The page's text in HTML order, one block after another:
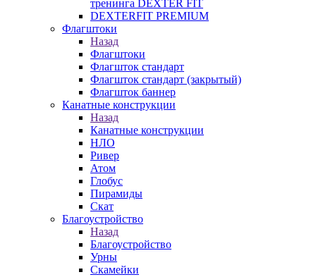
тренинга DEXTER FIT
DEXTERFIT PREMIUM
Флагштоки
Назад
Флагштоки
Флагшток стандарт
Флагшток стандарт (закрытый)
Флагшток баннер
Канатные конструкции
Назад
Канатные конструкции
НЛО
Ривер
Атом
Глобус
Пирамиды
Скат
Благоустройство
Назад
Благоустройство
Урны
Скамейки